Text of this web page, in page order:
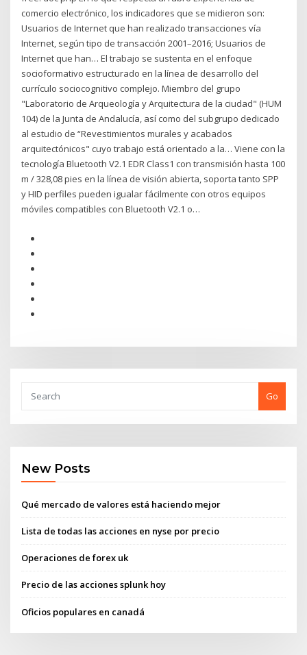
comercio electrónico, los indicadores que se midieron son:
Usuarios de Internet que han realizado transacciones vía
Internet, según tipo de transacción 2001–2016; Usuarios de
Internet que han… El trabajo se sustenta en el enfoque
socioformativo estructurado en la línea de desarrollo del
currículo sociocognitivo complejo. Miembro del grupo
"Laboratorio de Arqueología y Arquitectura de la ciudad" (HUM
104) de la Junta de Andalucía, así como del subgrupo dedicado
al estudio de “Revestimientos murales y acabados
arquitectónicos" cuyo trabajo está orientado a la… Viene con la
tecnología Bluetooth V2.1 EDR Class1 con transmisión hasta 100
m / 328,08 pies en la línea de visión abierta, soporta tanto SPP
y HID perfiles pueden igualar fácilmente con otros equipos
móviles compatibles con Bluetooth V2.1 o…
Go
New Posts
Qué mercado de valores está haciendo mejor
Lista de todas las acciones en nyse por precio
Operaciones de forex uk
Precio de las acciones splunk hoy
Oficios populares en canadá